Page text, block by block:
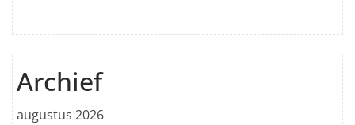
Archief
augustus 2026